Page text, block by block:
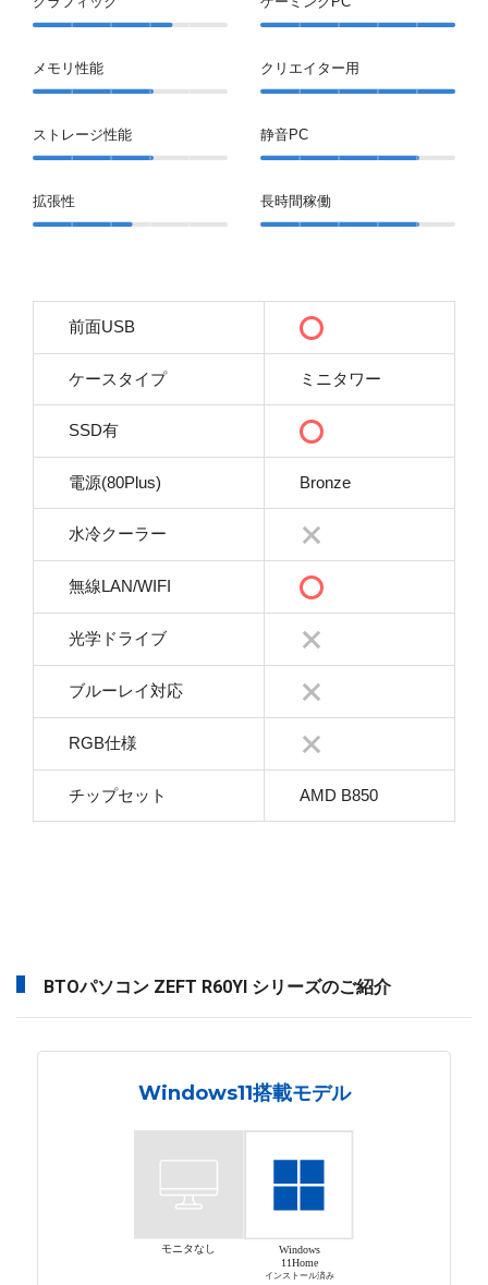
メモリ性能
ストレージ性能
拡張性
クリエイター用
静音PC
長時間稼働
前面USB
ケースタイプ ミニタワー
SSD有
電源(80Plus) Bronze
水冷クーラー
無線LAN/WIFI
光学ドライブ
ブルーレイ対応
RGB仕様
チップセット AMD B850
BTOパソコン ZEFT R60YI シリーズのご紹介
Windows11搭載モデル
モニタなし
Windows
11Home
インストール済み